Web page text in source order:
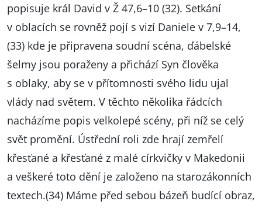
popisuje král David v Ž 47,6–10 (32). Setkání
v oblacích se rovněž pojí s vizí Daniele v 7,9–14,
(33) kde je připravena soudní scéna, ďábelské
šelmy jsou poraženy a přichází Syn člověka
s oblaky, aby se v přítomnosti svého lidu ujal
vlády nad světem. V těchto několika řádcích
nacházíme popis velkolepé scény, při níž se celý
svět promění. Ústřední roli zde hrají zemřelí
křesťané a křesťané z malé církvičky v Makedonii
a veškeré toto dění je založeno na starozákonních
textech.(34) Máme před sebou bázeň budící obraz,